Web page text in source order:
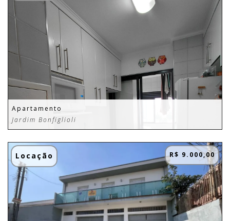
Apartamento
Jardim Bonfiglioli
Locação R$ 9.000,00